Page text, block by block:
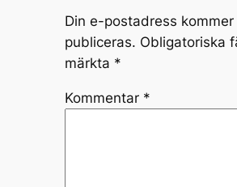
Din e-postadress kommer
publiceras. Obligatoriska
märkta *
Kommentar *